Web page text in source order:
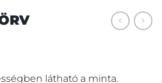
látható a minta.